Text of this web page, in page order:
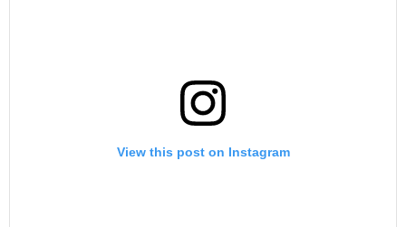
View this post on Instagram